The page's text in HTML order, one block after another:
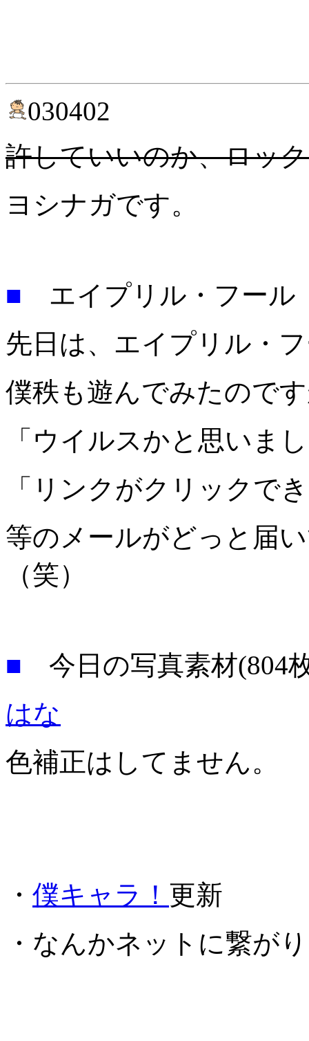
030402
許していいのか、ロッ
ヨシナガです。
■ エイプリル・フール
先日は、エイプリル・
僕秩も遊んでみたので
「ウイルスかと思いま
「リンクがクリックで
等のメールがどっと届
（笑）
■ 今日の写真素材(804
はな
色補正はしてません。
・ 僕キャラ！ 更新
・なんかネットに繋が